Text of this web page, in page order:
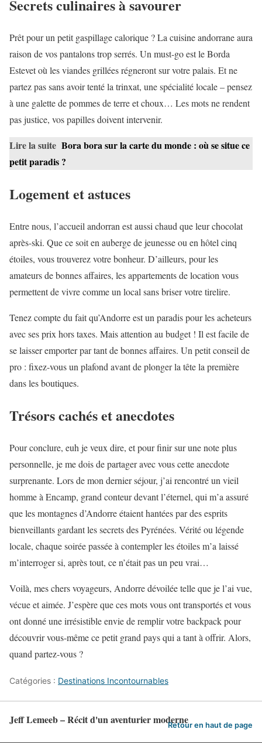
Secrets culinaires à savourer
Prêt pour un petit gaspillage calorique ? La cuisine andorrane aura
raison de vos pantalons trop serrés. Un must-go est le Borda
Estevet où les viandes grillées régneront sur votre palais. Et ne
partez pas sans avoir tenté la trinxat, une spécialité locale – pensez
à une galette de pommes de terre et choux… Les mots ne rendent
pas justice, vos papilles doivent intervenir.
Lire la suite Bora bora sur la carte du monde : où se situe ce
petit paradis ?
Logement et astuces
Entre nous, l’accueil andorran est aussi chaud que leur chocolat
après-ski. Que ce soit en auberge de jeunesse ou en hôtel cinq
étoiles, vous trouverez votre bonheur. D’ailleurs, pour les
amateurs de bonnes affaires, les appartements de location vous
permettent de vivre comme un local sans briser votre tirelire.
Tenez compte du fait qu’Andorre est un paradis pour les acheteurs
avec ses prix hors taxes. Mais attention au budget ! Il est facile de
se laisser emporter par tant de bonnes affaires. Un petit conseil de
pro : fixez-vous un plafond avant de plonger la tête la première
dans les boutiques.
Trésors cachés et anecdotes
Pour conclure, euh je veux dire, et pour finir sur une note plus
personnelle, je me dois de partager avec vous cette anecdote
surprenante. Lors de mon dernier séjour, j’ai rencontré un vieil
homme à Encamp, grand conteur devant l’éternel, qui m’a assuré
que les montagnes d’Andorre étaient hantées par des esprits
bienveillants gardant les secrets des Pyrénées. Vérité ou légende
locale, chaque soirée passée à contempler les étoiles m’a laissé
m’interroger si, après tout, ce n’était pas un peu vrai…
Voilà, mes chers voyageurs, Andorre dévoilée telle que je l’ai vue,
vécue et aimée. J’espère que ces mots vous ont transportés et vous
ont donné une irrésistible envie de remplir votre backpack pour
découvrir vous-même ce petit grand pays qui a tant à offrir. Alors,
quand partez-vous ?
Catégories : Destinations Incontournables
Jeff Lemeeb – Récit d'un aventurier moderneRetour en haut de page